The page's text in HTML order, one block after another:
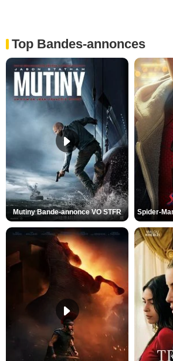
Top Bandes-annonces
Mutiny Bande-annonce VO STFR